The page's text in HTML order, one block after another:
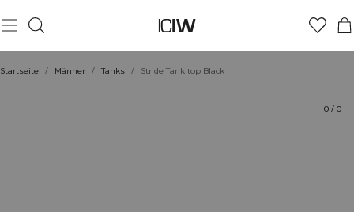
Startseite / Männer / Tanks / Stride Tank top Black
0 / 0